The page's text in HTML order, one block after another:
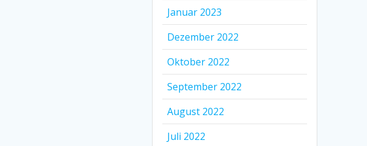
Januar 2023
Dezember 2022
Oktober 2022
September 2022
August 2022
Juli 2022